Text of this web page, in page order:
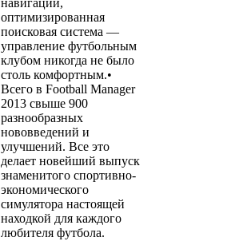
навигации,
оптимизированная
поисковая система —
управление футбольным
клубом никогда не было
столь комфортным.•
Всего в Football Manager
2013 свыше 900
разнообразных
нововведений и
улучшений. Все это
делает новейший выпуск
знаменитого спортивно-
экономического
симулятора настоящей
находкой для каждого
любителя футбола.